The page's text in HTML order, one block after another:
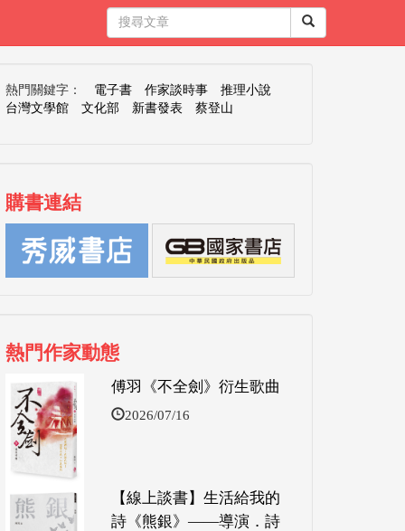
熱門關鍵字： 電子書 作家談時事
推理小說
台灣文學館
文化部 新書發表 蔡登山
購書連結
熱門作家動態
傅羽《不全劍》衍生歌曲
2026/07/16
【線上談書】生活給我的
詩《熊銀》——導演．詩